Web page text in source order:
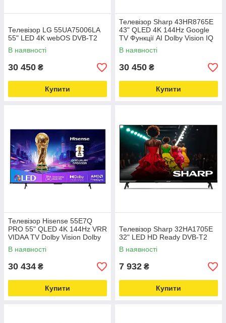
Телевізор LG 55UA75006LA
55" LED 4K webOS DVB-T2
В наявності
30 450 ₴
Купити
Телевізор Sharp 43HR8765E
43" QLED 4K 144Hz Google
TV Функції AI Dolby Vision IQ
Dolby Atmos DTS-X HDMI 2.1
DVB-T2
В наявності
30 450 ₴
Купити
Телевізор Hisense 55E7Q
PRO 55" QLED 4K 144Hz VRR
VIDAA TV Dolby Vision Dolby
Atmos HDMI 2.1
В наявності
30 434 ₴
Купити
Телевізор Sharp 32HA1705E
32" LED HD Ready DVB-T2
В наявності
7 932 ₴
Купити